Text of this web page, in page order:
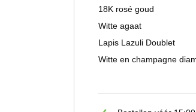
18K rosé goud
Witte agaat
Lapis Lazuli Doublet
Witte en champagne